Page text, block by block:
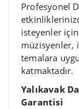
Profesyonel
isteyenler
müzisyenler,
temalara
katmaktadır.
Yalıkavak
Garantisi